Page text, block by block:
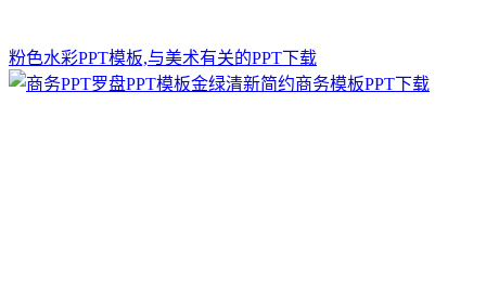
粉色水彩PPT模板,与美术有关的PPT下载